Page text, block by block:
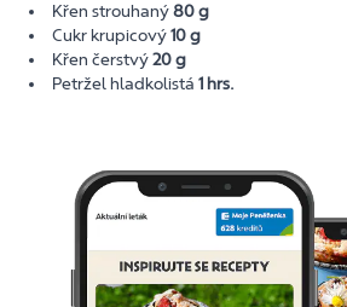
Křen strouhaný80 g
Cukr krupicový10 g
Křen čerstvý20 g
Petržel hladkolistá 1 hrs.